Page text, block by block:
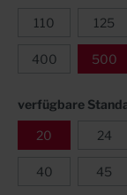
110 125
400 500
verfügbare
20 24
40 45